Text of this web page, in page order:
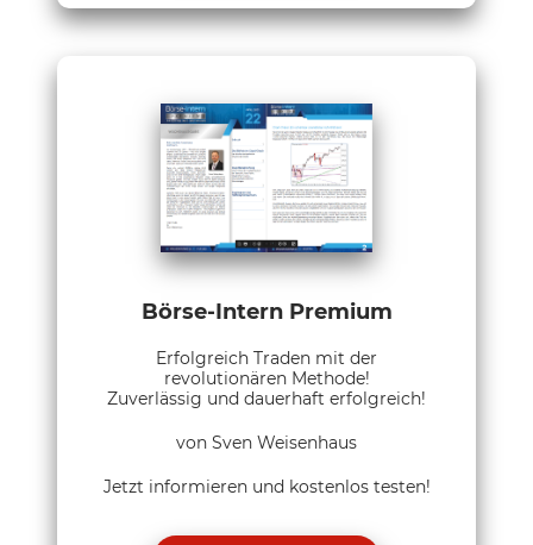
Börse-Intern Premium
Erfolgreich Traden mit der
revolutionären Methode!
Zuverlässig und dauerhaft erfolgreich!
von Sven Weisenhaus
Jetzt informieren und kostenlos testen!